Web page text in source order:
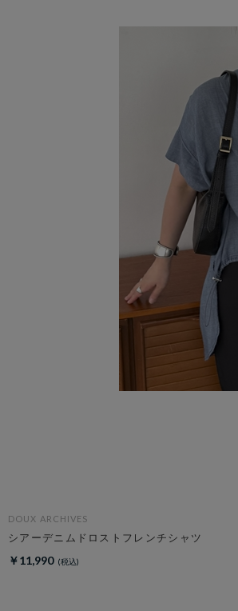
DOUX ARCHIVES
シアーデニムドロストフレンチシャツ
￥11,990